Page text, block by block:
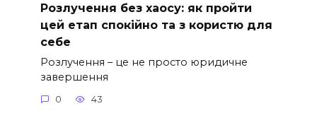
Розлучення без хаосу: як пройти
цей етап спокійно та з користю для
себе
Розлучення – це не просто юридичне
завершення
0 43